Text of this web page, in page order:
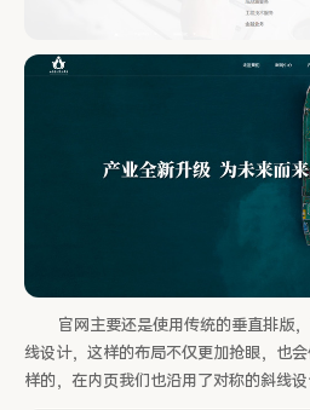
官网主要还是使用传统的垂直排版
线设计，这样的布局不仅更加抢眼，也
样的，在内页我们也沿用了对称的斜线设